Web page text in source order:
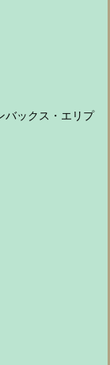
バックス・エリプ